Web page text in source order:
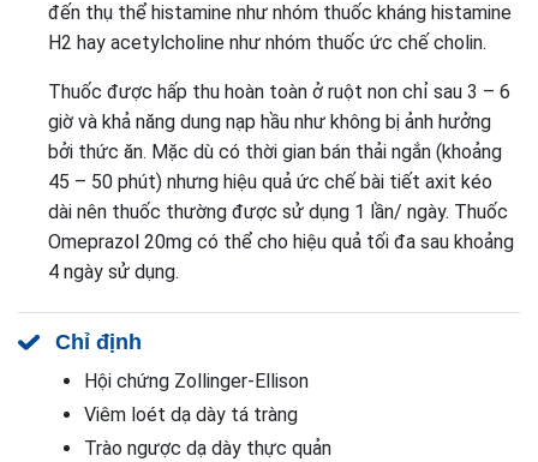
đến thụ thể histamine như nhóm thuốc kháng histamine
H2 hay acetylcholine như nhóm thuốc ức chế cholin.
Thuốc được hấp thu hoàn toàn ở ruột non chỉ sau 3 – 6
giờ và khả năng dung nạp hầu như không bị ảnh hưởng
bởi thức ăn. Mặc dù có thời gian bán thải ngắn (khoảng
45 – 50 phút) nhưng hiệu quả ức chế bài tiết axit kéo
dài nên thuốc thường được sử dụng 1 lần/ ngày. Thuốc
Omeprazol 20mg có thể cho hiệu quả tối đa sau khoảng
4 ngày sử dụng.
Chỉ định
Hội chứng Zollinger-Ellison
Viêm loét dạ dày tá tràng
Trào ngược dạ dày thực quản